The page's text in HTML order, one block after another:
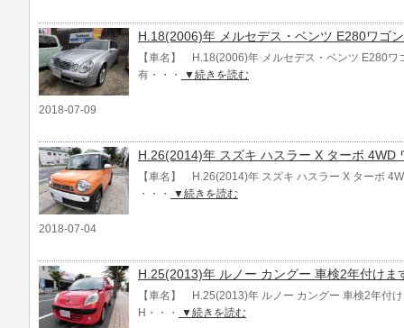
H.18(2006)年 メルセデス・ベンツ E280ワゴ
【車名】 H.18(2006)年 メルセデス・ベンツ E280ワ
有・・・
▼続きを読む
2018-07-09
H.26(2014)年 スズキ ハスラー X ターボ 4WD
【車名】 H.26(2014)年 スズキ ハスラー X ターボ
・・・
▼続きを読む
2018-07-04
H.25(2013)年 ルノー カングー 車検2年付けま
【車名】 H.25(2013)年 ルノー カングー 車検2年付
H・・・
▼続きを読む